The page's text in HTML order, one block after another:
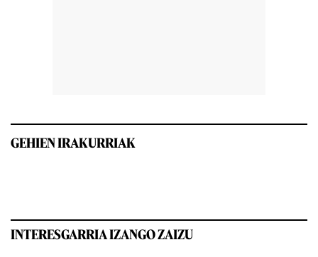
GEHIEN IRAKURRIAK
INTERESGARRIA IZANGO ZAIZU